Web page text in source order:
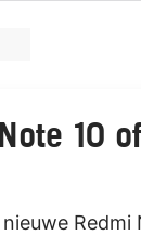
10
Redmi